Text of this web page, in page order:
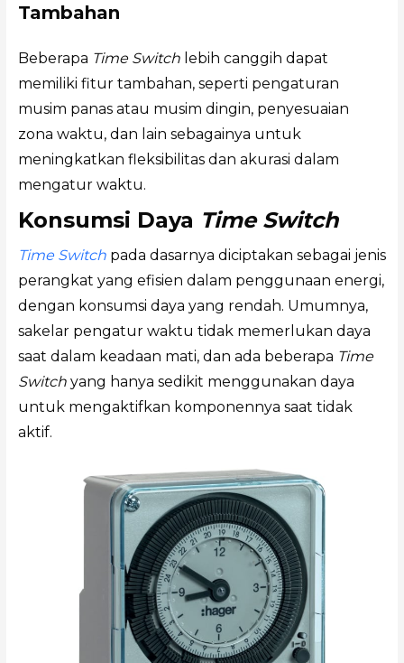
Tambahan
Beberapa Time Switchlebih canggih dapat
memiliki fitur tambahan, seperti pengaturan
musim panas atau musim dingin, penyesuaian
zona waktu, dan lain sebagainya untuk
meningkatkan fleksibilitas dan akurasi dalam
mengatur waktu.
Konsumsi Daya Time Switch
Time Switchpada dasarnya diciptakan sebagai jenis
perangkat yang efisien dalam penggunaan energi,
dengan konsumsi daya yang rendah. Umumnya,
sakelar pengatur waktu tidak memerlukan daya
saat dalam keadaan mati, dan ada beberapa Time
Switchyang hanya sedikit menggunakan daya
untuk mengaktifkan komponennya saat tidak
aktif.